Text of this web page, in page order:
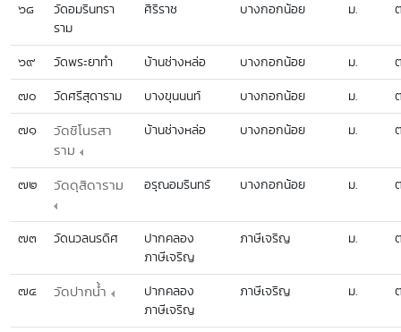
๖๘
วัดอมรินทรา
ราม
ศิริราช บางกอกน้อย ม.
๖๙ วัดพระยาทำ บ้านช่างหล่อ บางกอกน้อย ม.
๗๐
วัดศรีสุดาราม บางขุนนนท์ บางกอกน้อย ม.
๗๑
วัดชิโนรสา
ราม
บ้านช่างหล่อ บางกอกน้อย ม.
๗๒ วัดดุสิดาราม อรุณอมรินทร์ บางกอกน้อย ม.
๗๓ วัดนวลนรดิศ
ปากคลอง
ภาษีเจริญ
ภาษีเจริญ ม.
๗๔ วัดปากน้ำ
ปากคลอง
ภาษีเจริญ
ภาษีเจริญ ม.